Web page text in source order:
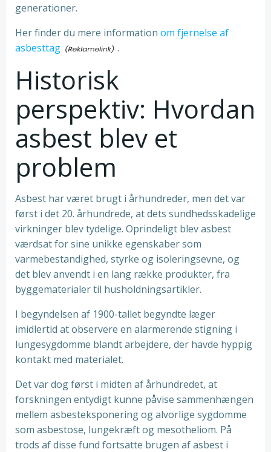
generationer.
Her finder du mere information om fjernelse af
asbesttag
.
Historisk
perspektiv: Hvordan
asbest blev et
problem
Asbest har været brugt i århundreder, men det var
først i det 20. århundrede, at dets sundhedsskadelige
virkninger blev tydelige. Oprindeligt blev asbest
værdsat for sine unikke egenskaber som
varmebestandighed, styrke og isoleringsevne, og
det blev anvendt i en lang række produkter, fra
byggematerialer til husholdningsartikler.
I begyndelsen af 1900-tallet begyndte læger
imidlertid at observere en alarmerende stigning i
lungesygdomme blandt arbejdere, der havde hyppig
kontakt med materialet.
Det var dog først i midten af århundredet, at
forskningen entydigt kunne påvise sammenhængen
mellem asbesteksponering og alvorlige sygdomme
som asbestose, lungekræft og mesotheliom. På
trods af disse fund fortsatte brugen af asbest i